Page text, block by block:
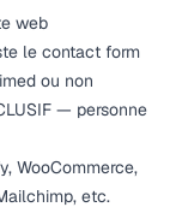
web
le contact form
ou non
— personne
WooCommerce,
etc.